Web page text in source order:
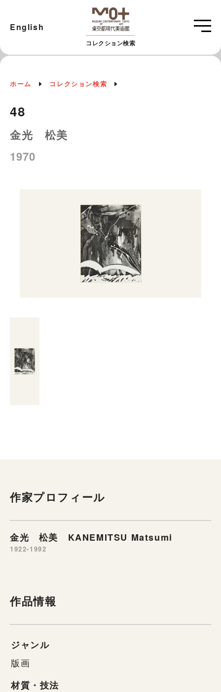
コレクション検索
English
ホーム コレクション検索
48
金光 松美
1970
作家プロフィール
金光 松美 KANEMITSU Matsumi
1922-1992
作品情報
ジャンル
版画
材質・技法